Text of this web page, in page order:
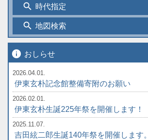
search 時代指定
search 地図検索
info おしらせ
2026.04.01.
伊東玄朴記念館整備寄附のお願い
2026.02.01.
伊東玄朴生誕225年祭を開催します！
2025.11.07.
吉田絃二郎生誕140年祭を開催します。